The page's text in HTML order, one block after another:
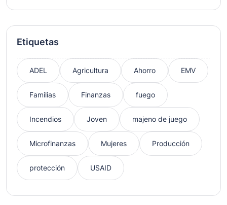
Etiquetas
ADEL Agricultura Ahorro EMV
Familias Finanzas fuego
Incendios Joven majeno de juego
Microfinanzas Mujeres Producción
protección USAID